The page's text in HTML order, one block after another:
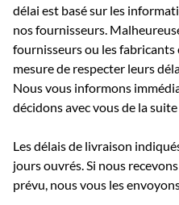
délai est basé sur les
nos fournisseurs.
fournisseurs ou les fabricants
mesure de respecter leurs
Nous vous informons
décidons avec vous de la
Les délais de livraison
jours ouvrés. Si nous
prévu, nous vous les